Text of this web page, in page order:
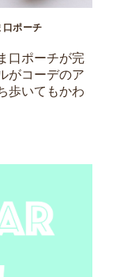
ポーチ
口ポーチが完
がコーデのア
歩いてもかわ